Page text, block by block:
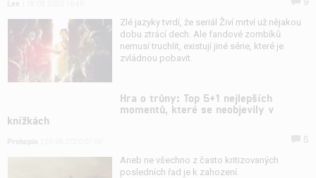
Zlé jazyky tvrdí, že seriál Živí mrtví už nějakou
dobu ztrácí dech. Ale fandové zombíků
nemusí truchlit, existují jiné série, které je
zvládnou pobavit.
Hra o trůny: Top 5+1 nejlepších
momentů, které se neobjevily v
knížkách
Aneb ne všechno z často kritizovaných
posledních řad je k zahození.